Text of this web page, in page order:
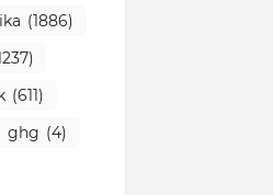
(1886)
(611)
ghg (4)